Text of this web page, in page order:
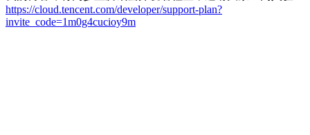
https://cloud.tencent.com/developer/support-plan?
invite_code=1m0g4cucioy9m